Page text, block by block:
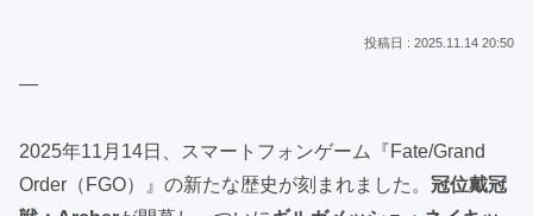
2025.11.14 20:50
—
2025年11月14日、スマートフォンゲーム『Fate/Grand
Order（FGO）』の新たな歴史が刻まれました。 冠位戴冠